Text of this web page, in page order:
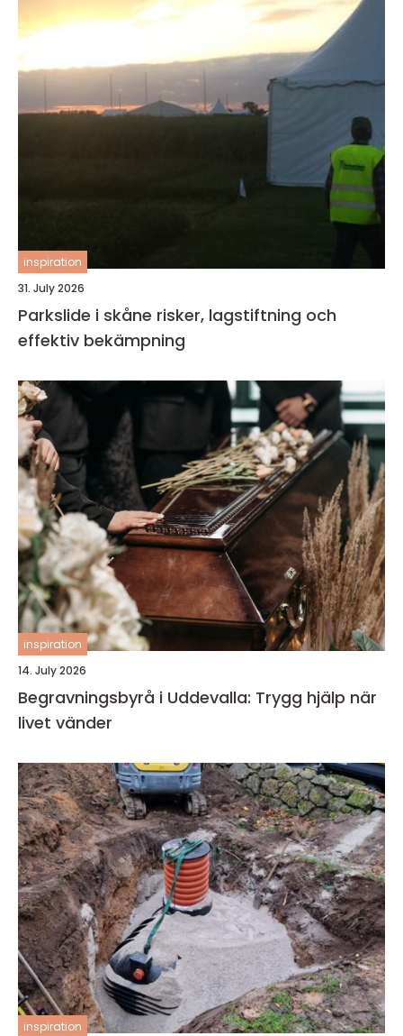
inspiration
31. July 2026
Parkslide i skåne risker, lagstiftning och
effektiv bekämpning
inspiration
14. July 2026
Begravningsbyrå i Uddevalla: Trygg hjälp när
livet vänder
inspiration